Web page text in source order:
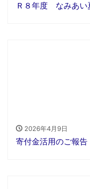
Ｒ８年度 なみあい
2026年4月9日
寄付金活用のご報告